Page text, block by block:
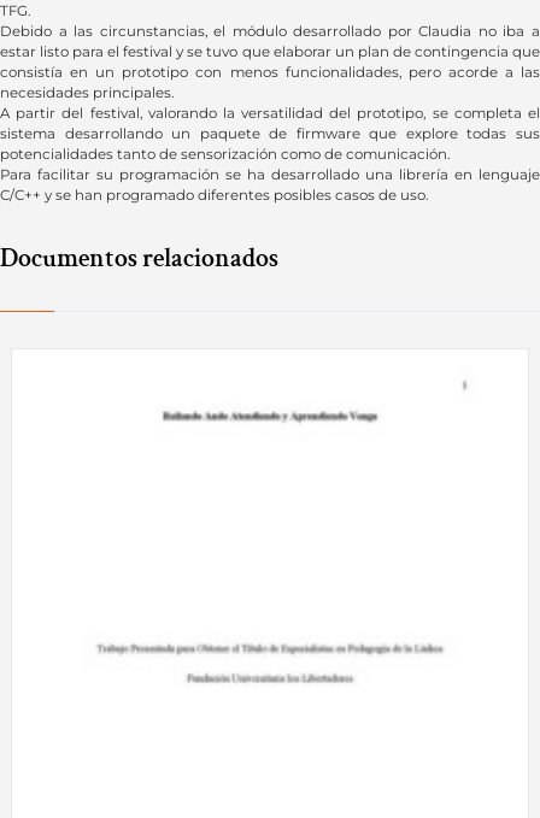
TFG.
Debido a las circunstancias, el módulo desarrollado por Claudia no iba a
estar listo para el festival y se tuvo que elaborar un plan de contingencia que
consistía en un prototipo con menos funcionalidades, pero acorde a las
necesidades principales.
A partir del festival, valorando la versatilidad del prototipo, se completa el
sistema desarrollando un paquete de firmware que explore todas sus
potencialidades tanto de sensorización como de comunicación.
Para facilitar su programación se ha desarrollado una librería en lenguaje
C/C++ y se han programado diferentes posibles casos de uso.
Documentos relacionados